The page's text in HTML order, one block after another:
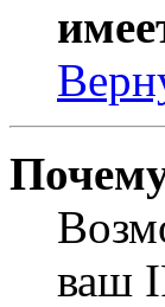
ваш